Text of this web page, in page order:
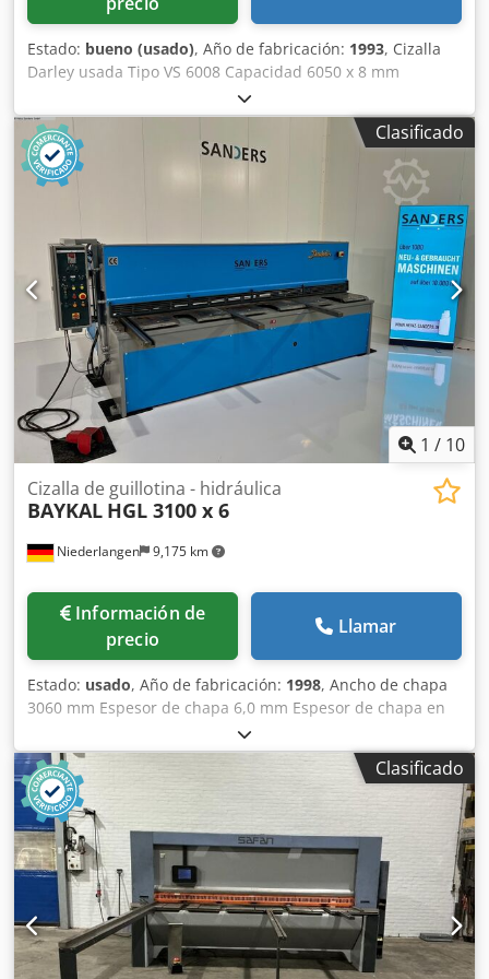
Estado: bueno (usado), Año de fabricación: 1993, Cizalla
Darley usada Tipo VS 6008 Capacidad 6050 x 8 mm
Dodpfsyzf Snsx Ai Rjkr Máquina totalmente operativa, el
bastidor necesita ser soldado (ver última foto)
Clasificado
1 / 10
Niederlangen 9,175 km
Cizalla de guillotina - hidráulica
BAYKAL HGL 3100 x 6
Información de
precio
Llamar
Estado: usado, Año de fabricación: 1998, Ancho de chapa
3060 mm Espesor de chapa 6,0 mm Espesor de chapa en
acero inoxidable 4,0 mm Distancia entre montantes 3100
mm Sujetadores 16 unidades Número de carreras máx. 10
- 15 carreras/min Capacidad de aceite 160 l Ángulo de
corte 1,6° Tope trasero - ajustable 6,0 - 750 mm Control
ELGO P9521 Requisito total de potencia 18,5 kW Peso 6300
kg Dimensiones L-A-H 3900 x 2300 x 1630 mm
Equipamiento: - robusta cizalla oscilante electrohidráulica
- indicador digital ELGO modelo P9521 para tope trasero
eléctrico * Recorrido del tope trasero X = 750 mm * Husillo
de recirculación de bolas sin holgura para tope trasero *
Velocidad de desplazamiento 100 mm/seg - 1x tope lateral
Clasificado